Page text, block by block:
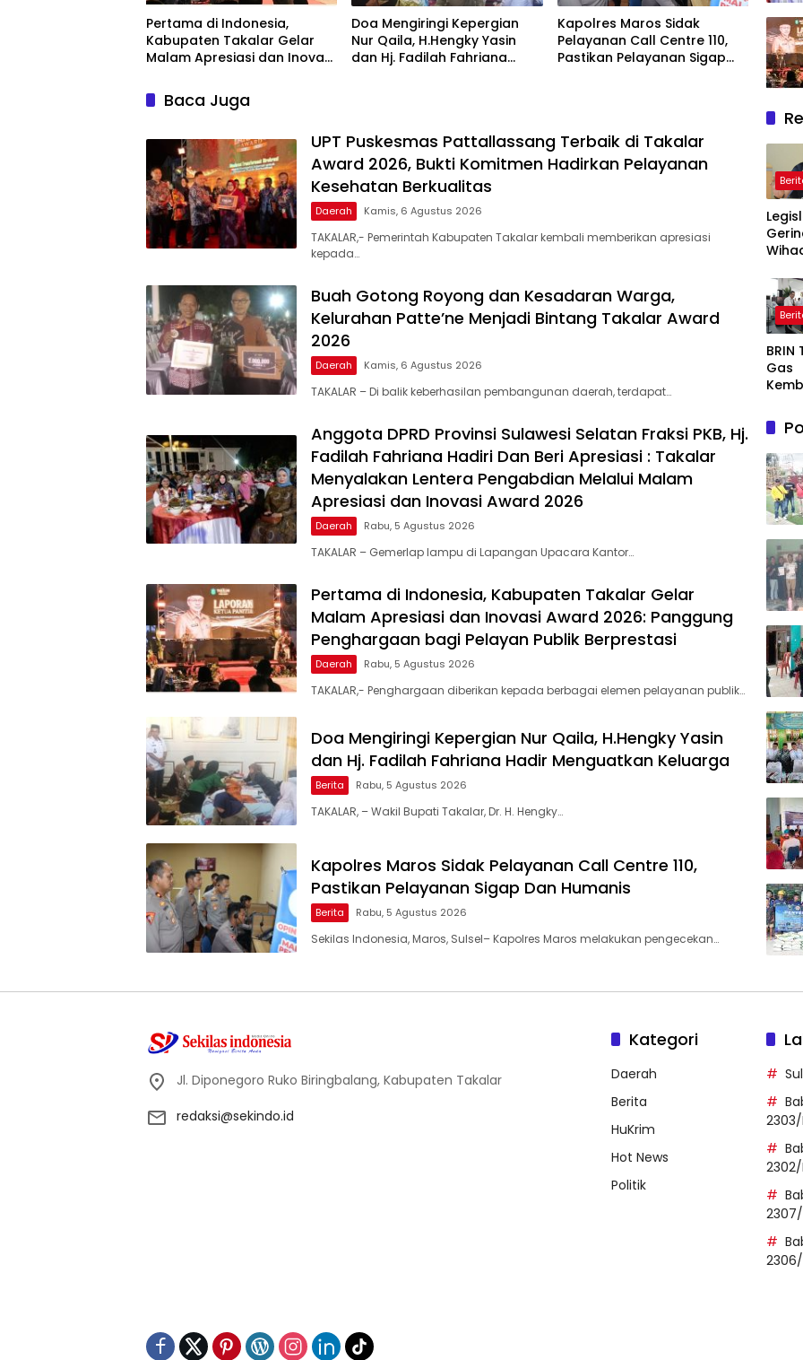
Pertama di Indonesia,
Kabupaten Takalar Gelar
Malam Apresiasi dan Inovasi
Penghargaan bagi Pelayan
Publik Berprestasi
Doa Mengiringi Kepergian
Nur Qaila, H.Hengky Yasin
dan Hj. Fadilah Fahriana
Kapolres Maros Sidak
Pelayanan Call Centre 110,
Pastikan Pelayanan Sigap
Baca Juga
UPT Puskesmas Pattallassang Terbaik di Takalar
Award 2026, Bukti Komitmen Hadirkan Pelayanan
Kesehatan Berkualitas
Daerah Kamis, 6 Agustus 2026
TAKALAR,- Pemerintah Kabupaten Takalar kembali memberikan apresiasi
kepada…
Buah Gotong Royong dan Kesadaran Warga,
Kelurahan Patte’ne Menjadi Bintang Takalar Award
2026
Daerah Kamis, 6 Agustus 2026
TAKALAR – Di balik keberhasilan pembangunan daerah, terdapat…
Anggota DPRD Provinsi Sulawesi Selatan Fraksi PKB, Hj.
Fadilah Fahriana Hadiri Dan Beri Apresiasi : Takalar
Menyalakan Lentera Pengabdian Melalui Malam
Apresiasi dan Inovasi Award 2026
Daerah Rabu, 5 Agustus 2026
TAKALAR – Gemerlap lampu di Lapangan Upacara Kantor…
Pertama di Indonesia, Kabupaten Takalar Gelar
Malam Apresiasi dan Inovasi Award 2026: Panggung
Penghargaan bagi Pelayan Publik Berprestasi
Daerah Rabu, 5 Agustus 2026
TAKALAR,- Penghargaan diberikan kepada berbagai elemen pelayanan publik…
Doa Mengiringi Kepergian Nur Qaila, H.Hengky Yasin
dan Hj. Fadilah Fahriana Hadir Menguatkan Keluarga
Berita Rabu, 5 Agustus 2026
TAKALAR, – Wakil Bupati Takalar, Dr. H. Hengky…
Kapolres Maros Sidak Pelayanan Call Centre 110,
Pastikan Pelayanan Sigap Dan Humanis
Berita Rabu, 5 Agustus 2026
Sekilas Indonesia, Maros, Sulsel– Kapolres Maros melakukan pengecekan…
agar
Gas
or
Jl. Diponegoro Ruko Biringbalang, Kabupaten Takalar
redaksi@sekindo.id
Kategori
Daerah
Berita
HuKrim
Hot News
Politik